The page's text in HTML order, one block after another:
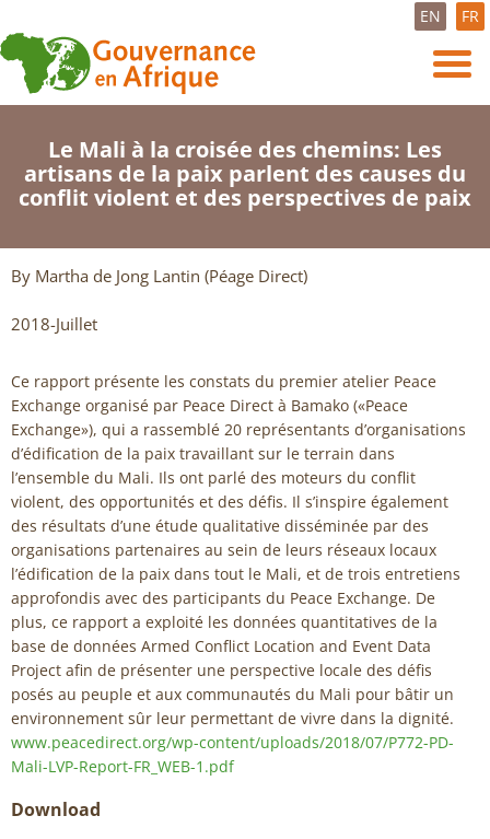
EN FR
Le Mali à la croisée des chemins: Les
artisans de la paix parlent des causes du
conflit violent et des perspectives de paix
By Martha de Jong Lantin (Péage Direct)
2018-Juillet
Ce rapport présente les constats du premier atelier Peace
Exchange organisé par Peace Direct à Bamako («Peace
Exchange»), qui a rassemblé 20 représentants d’organisations
d’édification de la paix travaillant sur le terrain dans
l’ensemble du Mali. Ils ont parlé des moteurs du conflit
violent, des opportunités et des défis. Il s’inspire également
des résultats d’une étude qualitative disséminée par des
organisations partenaires au sein de leurs réseaux locaux
l’édification de la paix dans tout le Mali, et de trois entretiens
approfondis avec des participants du Peace Exchange. De
plus, ce rapport a exploité les données quantitatives de la
base de données Armed Conflict Location and Event Data
Project afin de présenter une perspective locale des défis
posés au peuple et aux communautés du Mali pour bâtir un
environnement sûr leur permettant de vivre dans la dignité.
www.peacedirect.org/wp-content/uploads/2018/07/P772-PD-
Mali-LVP-Report-FR_WEB-1.pdf
Download